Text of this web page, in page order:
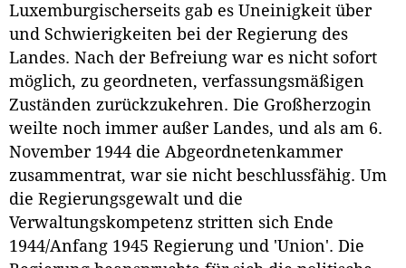
Luxemburgischerseits gab es Uneinigkeit über
und Schwierigkeiten bei der Regierung des
Landes. Nach der Befreiung war es nicht sofort
möglich, zu geordneten, verfassungsmäßigen
Zuständen zurückzukehren. Die Großherzogin
weilte noch immer außer Landes, und als am 6.
November 1944 die Abgeordnetenkammer
zusammentrat, war sie nicht beschlussfähig. Um
die Regierungsgewalt und die
Verwaltungskompetenz stritten sich Ende
1944/Anfang 1945 Regierung und 'Union'. Die